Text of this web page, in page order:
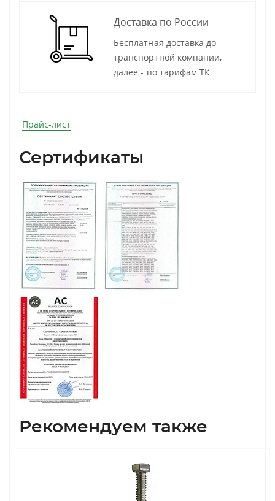
Доставка по России
Бесплатная доставка до
транспортной компании,
далее - по тарифам ТК
Прайс-лист
Сертификаты
Рекомендуем также